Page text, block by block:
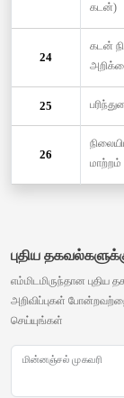
கடன்)
24
கடன்
25
26
மாற்றம்
புதிய
எம்மிடமிருந்தான
அறிவிப்புகள்
செய்யுங்கள்
மின்னஞ்சல் முகவரி